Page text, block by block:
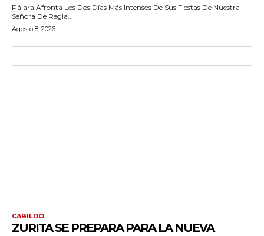
Pájara Afronta Los Dos Días Más Intensos De Sus Fiestas De Nuestra
Señora De Regla...
Agosto 8, 2026
CABILDO
ZURITA SE PREPARA PARA LA NUEVA